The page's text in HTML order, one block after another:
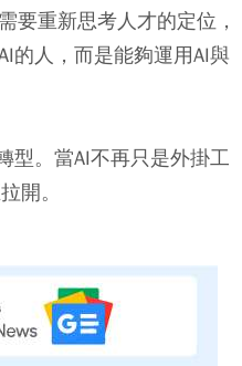
要重新思考人才的定位，
的人，而是能夠運用AI與
型。當AI不再只是外掛工
開。